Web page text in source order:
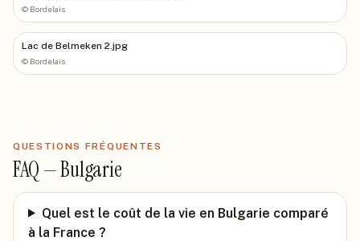
© Bordelais
Lac de Belmeken 2.jpg
© Bordelais
QUESTIONS FRÉQUENTES
FAQ —Bulgarie
Quel est le coût de la vie en Bulgarie comparé
à la France ?